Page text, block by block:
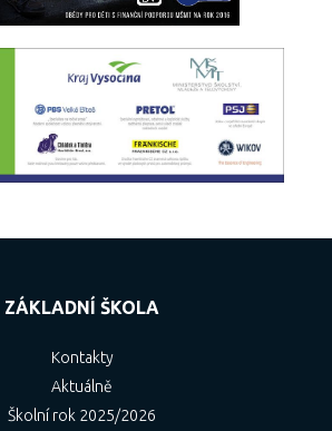
ZÁKLADNÍ ŠKOLA
Kontakty
Aktuálně
Školní rok 2025/2026